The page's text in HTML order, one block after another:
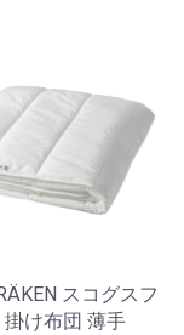
スコグスフ
掛け布団 薄手